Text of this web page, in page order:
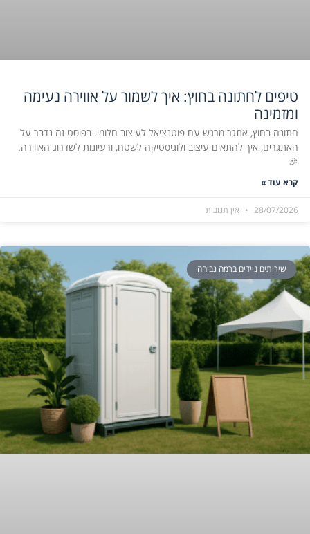
טיפים לחתונה בחוץ: איך לשמור על אווירה נעימה
ומזמינה
חתונה בחוץ, אתגר מרגש עם פוטנציאל לעיצוב חלומי. בפוסט זה נדבר על
האתגרים, איך להתאים עיצוב ולוגיסטיקה לשטח, ורעיונות לשדרוג האווירה.
🎉
קרא עוד »
28/07/2026 אין תגובות
שירותים ניידים ברמה גבוהה